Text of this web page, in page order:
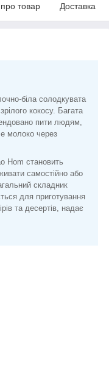
про товар Доставка
біла солодкувата
кокосу. Багата
пити людям,
молоко через
Hom становить
самостійно або
складник
для приготування
та десертів, надає